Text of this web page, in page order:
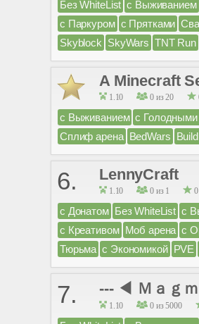
Без WhiteList с Выживанием
с Паркуром с Прятками
Skyblock SkyWars TNT Run
A Minecraft
1.10 0 из 20
с Выживанием с Голодными
Сплиф арена BedWars
6. LennyCraft
1.10 0 из 1 0
с Донатом Без WhiteList с
с Креативом Моб арена с
Тюрьма с Экономикой PVE
7. --- ◀ Ｍａｇ
1.10 0 из 5000